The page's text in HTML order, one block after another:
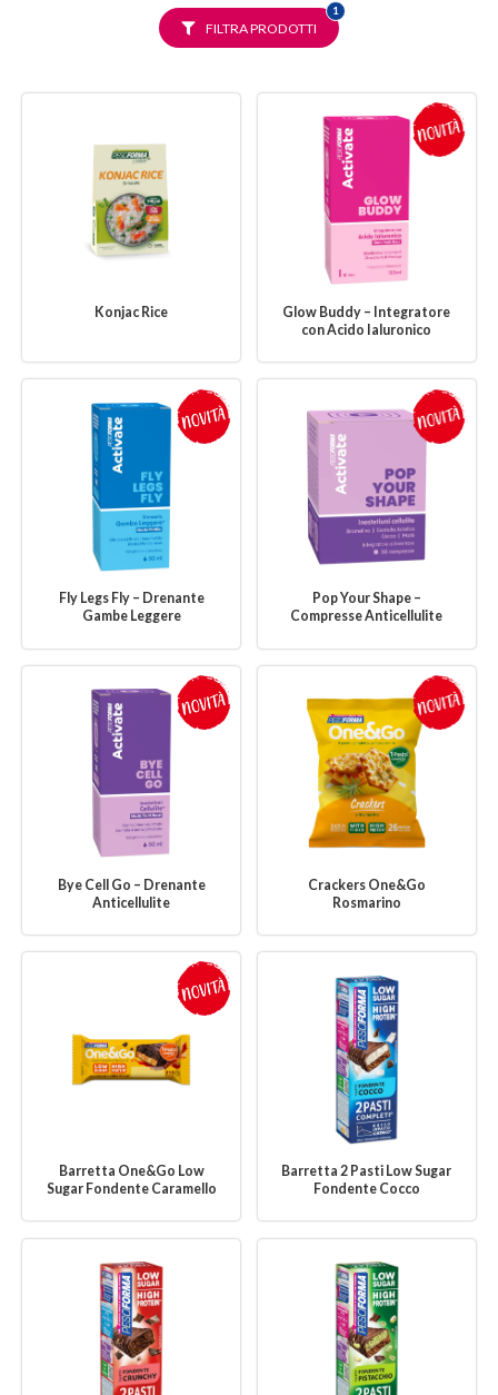
FILTRA PRODOTTI
1 FILTRO
SELEZIONATO
Konjac Rice
Glow Buddy – Integratore
con Acido Ialuronico
Fly Legs Fly – Drenante
Gambe Leggere
Pop Your Shape –
Compresse Anticellulite
Bye Cell Go – Drenante
Anticellulite
Crackers One&Go
Rosmarino
Barretta One&Go Low
Sugar Fondente Caramello
Barretta 2 Pasti Low Sugar
Fondente Cocco